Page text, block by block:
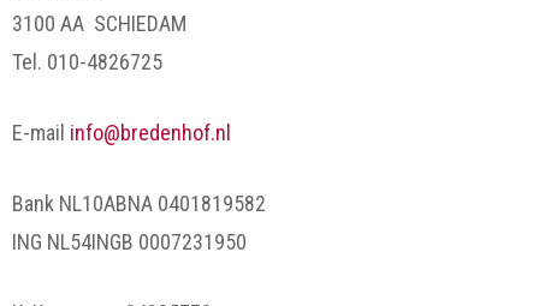
3100 AA SCHIEDAM
Tel. 010-4826725
E-mail info@bredenhof.nl
Bank NL10ABNA 0401819582
ING NL54INGB 0007231950